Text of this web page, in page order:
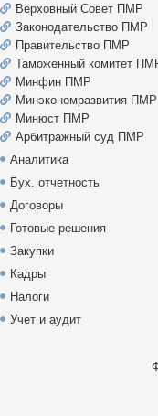
Верховный Совет ПМР
Законодательство ПМР
Правительство ПМР
Таможенный комитет
Минфин ПМР
Минэкономразвития ПМР
Минюст ПМР
Арбитражный суд ПМР
Аналитика
Бух. отчетность
Договоры
Готовые решения
Закупки
Кадры
Налоги
Учет и аудит